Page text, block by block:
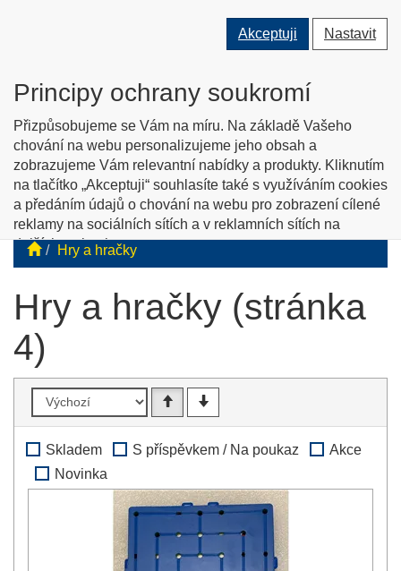
Akceptuji Nastavit
Principy ochrany soukromí
Přizpůsobujeme se Vám na míru. Na základě Vašeho
chování na webu personalizujeme jeho obsah a
zobrazujeme Vám relevantní nabídky a produkty. Kliknutím
na tlačítko „Akceptuji“ souhlasíte také s využíváním cookies
a předáním údajů o chování na webu pro zobrazení cílené
reklamy na sociálních sítích a v reklamních sítích na
dalších webech.
„Nastavit“.
Přepnout
uživatele
Přepnout
vyhledávání
O nás Kontakty Jak nakupovat Katalog zboží
English info
Tyflopomůcky
Prodej zboží pro zrakově postižené
Hry a hračky
Hry a hračky (stránka
4)
Skladem S příspěvkem / Na poukaz
Akce
Novinka